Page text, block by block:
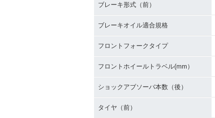
ブレーキ形式（前）
ブレーキオイル適合規格
フロントフォークタイプ
フロントホイールトラベル(mm）
ショックアブソーバ本数（後）
タイヤ（前）